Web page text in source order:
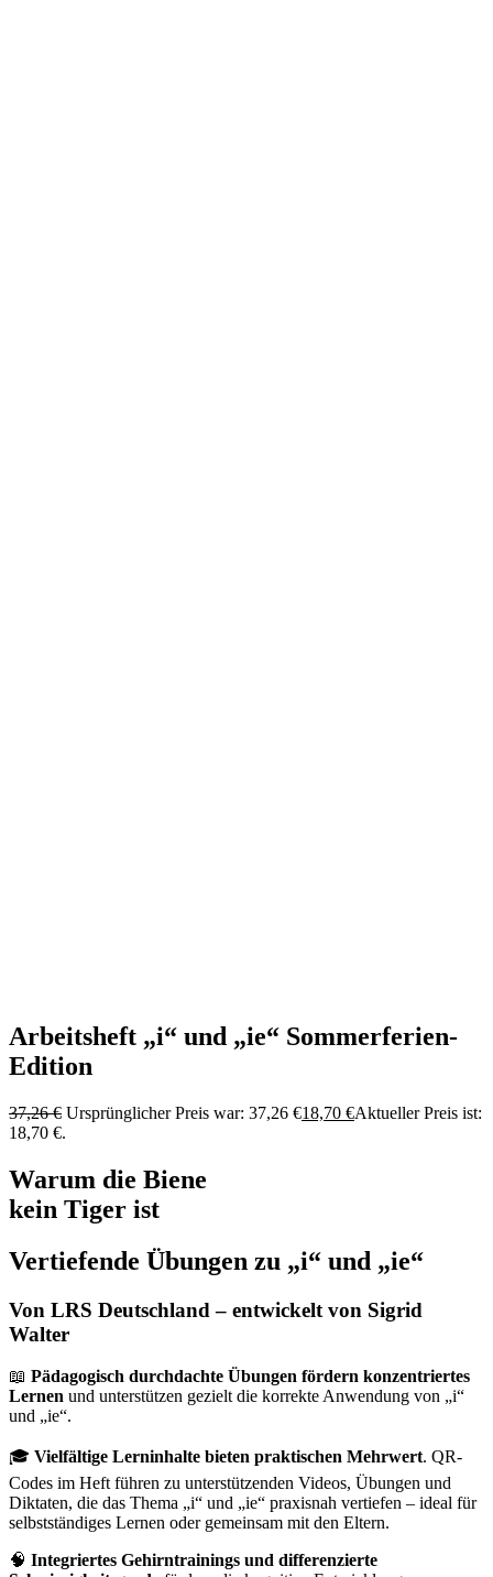
Arbeitsheft „i“ und „ie“ Sommerferien-
Edition
37,26€ Ursprünglicher Preis war: 37,26 €18,70 €Aktueller Preis ist:
18,70 €.
Warum die Biene
kein Tiger ist
Vertiefende Übungen zu „i“ und „ie“
Von LRS Deutschland – entwickelt von Sigrid
Walter
📖 Pädagogisch durchdachte Übungen fördern konzentriertes
Lernen und unterstützen gezielt die korrekte Anwendung von „i“
und „ie“.
🎓 Vielfältige Lerninhalte bieten praktischen Mehrwert. QR-
Codes im Heft führen zu unterstützenden Videos, Übungen und
Diktaten, die das Thema „i“ und „ie“ praxisnah vertiefen – ideal für
selbstständiges Lernen oder gemeinsam mit den Eltern.
🧠 Integriertes Gehirntrainings und differenzierte